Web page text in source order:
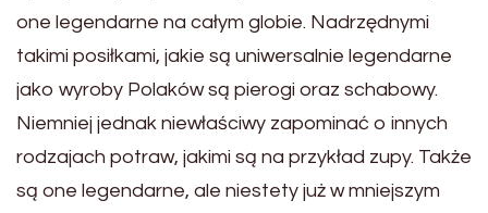
one legendarne na całym globie. Nadrzędnymi
takimi posiłkami, jakie są uniwersalnie legendarne
jako wyroby Polaków są pierogi oraz schabowy.
Niemniej jednak niewłaściwy zapominać o innych
rodzajach potraw, jakimi są na przykład zupy. Także
są one legendarne, ale niestety już w mniejszym